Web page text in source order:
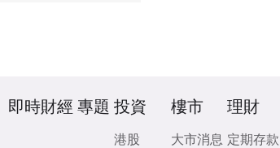
即時財經 專題 投資
港股
樓市
大市消息
理財
定期存款